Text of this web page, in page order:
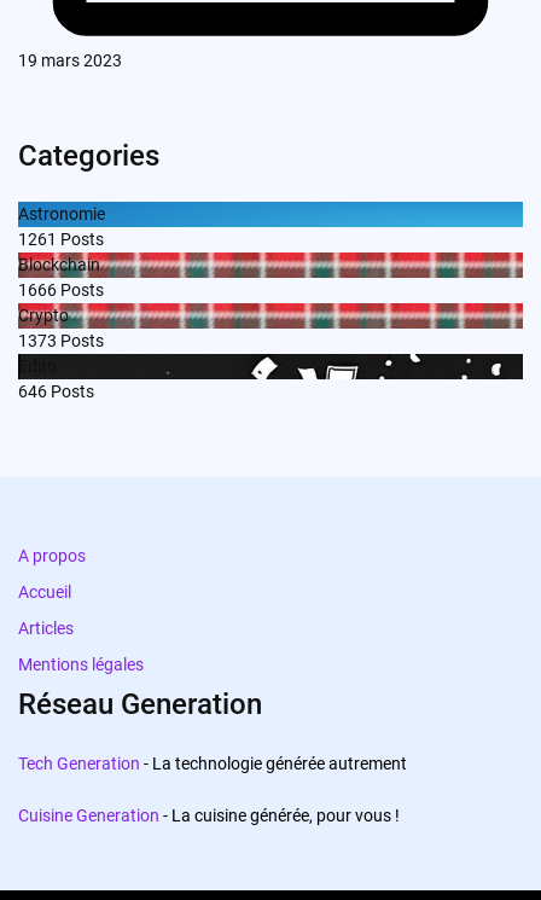
19 mars 2023
Categories
Astronomie
1261 Posts
Blockchain
1666 Posts
Crypto
1373 Posts
646 Posts
A propos
Accueil
Articles
Mentions légales
Réseau Generation
Tech Generation - La technologie générée autrement
Cuisine Generation - La cuisine générée, pour vous !